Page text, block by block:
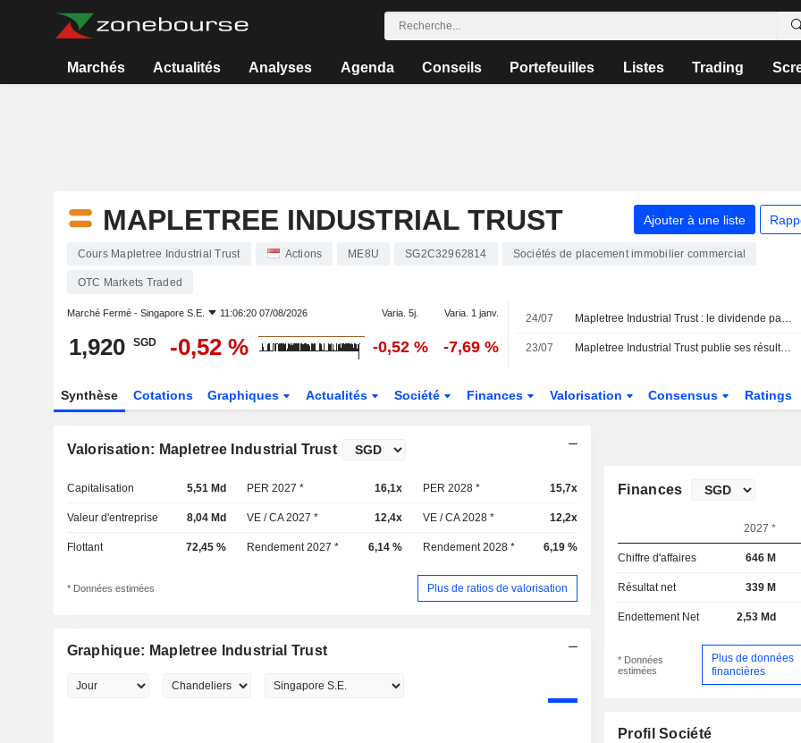
Marchés Actualités Analyses Agenda Conseils Portefeuilles Listes Trading
MAPLETREE INDUSTRIAL TRUST Ajouter à une liste
Cours Mapletree Industrial Trust Actions ME8U SG2C32962814 Sociétés de placement immobilier commercial
OTC Markets Traded
Marché Fermé - Singapore S.E. 11:06:20 07/08/2026 Varia. 5j. Varia. 1 janv.
1,920 SGD -0,52 % -0,52 % -7,69 %
24/07 Mapletree Industrial Trust : le dividende par part recule de 5 % au premier trimestre fiscal
23/07 Mapletree Industrial Trust publie ses résultats pour le premier trimestre clos le 30 juin 2026
Synthèse Cotations Graphiques Actualités Société Finances Valorisation Consensus Ratings
Valorisation: Mapletree Industrial Trust
Capitalisation 5,51 Md PER 2027 * 16,1x PER 2028 * 15,7x
Valeur d'entreprise 8,04 Md VE / CA 2027 * 12,4x VE / CA 2028 * 12,2x
Flottant 72,45 % Rendement 2027 * 6,14 % Rendement 2028 * 6,19 %
* Données estimées Plus de ratios de valorisation
Graphique: Mapletree Industrial Trust
Finances
2027 *
Chiffre d'affaires 646 M
Résultat net 339 M
Endettement Net 2,53 Md
* Données
estimées
Plus de données
financières
Profil Société